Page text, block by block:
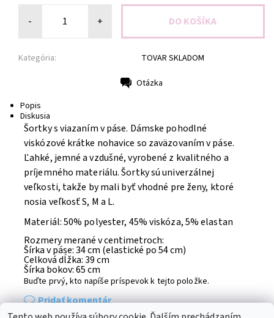
- +
Kategória: TOVAR SKLADOM
Otázka
Popis
Diskusia
Šortky s viazaním v páse. Dámske pohodlné
viskózové krátke nohavice so zaväzovaním v páse.
Ľahké, jemné a vzdušné, vyrobené z kvalitného a
príjemného materiálu. Šortky sú univerzálnej
veľkosti, takže by mali byť vhodné pre ženy, ktoré
nosia veľkosť S, M a L.
Materiál: 50% polyester, 45% viskóza, 5% elastan
Rozmery merané v centimetroch:
Šírka v páse: 34 cm (elastické po 54 cm)
Celková dĺžka: 39 cm
Šírka bokov: 65 cm
Buďte prvý, kto napíše príspevok k tejto položke.
Pridať komentár